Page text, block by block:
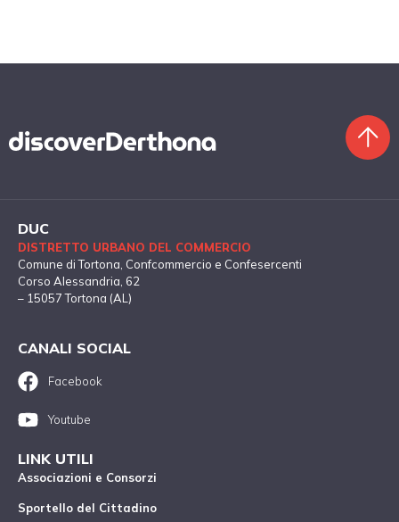
DUC
DISTRETTO URBANO DEL COMMERCIO
Comune di Tortona , Confcommercio e Confesercenti
Corso Alessandria, 62
– 15057 Tortona (AL)
CANALI SOCIAL
Facebook
Youtube
LINK UTILI
Associazioni e Consorzi
Sportello del Cittadino